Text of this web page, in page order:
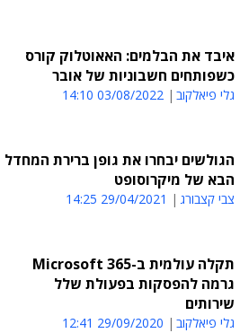
איבד את הבלמים: האאוטלוק קורס
כשפותחים חשבוניות של אובר
גלי פיאלקוב 03/08/2022 14:10
הגולשים יבחרו את גופן ברירת המחדל
הבא של מיקרוסופט
צבי קצבורג 29/04/2021 14:25
תקלה עולמית ב-Microsoft 365
גרמה להפסקות בפעולת שלל
שירותים
גלי פיאלקוב 29/09/2020 12:41